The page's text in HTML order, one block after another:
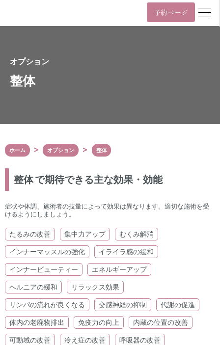
予約ページ
11:00~22:00
〒107-0061
表参道駅（A3番出口）から徒歩2分
外苑前駅（銀座線3番出口）から徒歩6分
Google Maps
整体
オプション
ホーム オプション 整体
整体で期待できる主な効果・効能
症状や体調、施術者の技量によって効果は異なります。適切な施術を受
けるようにしましょう。
たるみの改善 集中力アップ むくみ解消
インナーマッスルの強化 イライラ感の緩和
インナービューティー エネルギーアップ
ヘルニアの緩和 リラックス効果
リンパの流れが良くなる 交感神経の抑制 代謝の促進
体内の老廃物排出 免疫力の向上 内蔵の位置の改善
可動域の改善 冷え症の改善 呼吸器の改善